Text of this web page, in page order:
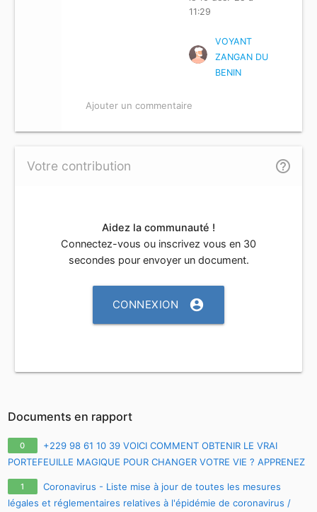
11:29
VOYANT
ZANGAN DU
BENIN
Ajouter un commentaire
Votre contribution help_outline
Aidez la communauté !
Connectez-vous ou inscrivez vous en 30
secondes pour envoyer un document.
CONNEXION account_circle
Documents en rapport
0
+229 98 61 10 39 VOICI COMMENT OBTENIR LE VRAI
PORTEFEUILLE MAGIQUE POUR CHANGER VOTRE VIE ? APPRENEZ
TOUS LES SECRETS SUR LE VRAI PORTE-FEUILLE MAGIQUE EN
FRANCE EURO
1
Coronavirus - Liste mise à jour de toutes les mesures
légales et réglementaires relatives à l'épidémie de coronavirus /